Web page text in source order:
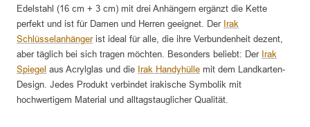
Edelstahl (16 cm + 3 cm) mit drei Anhängern ergänzt die Kette
perfekt und ist für Damen und Herren geeignet. Der Irak
Schlüsselanhängerist ideal für alle, die ihre Verbundenheit dezent,
aber täglich bei sich tragen möchten. Besonders beliebt: Der Irak
Spiegel aus Acrylglas und die Irak Handyhülle mit dem Landkarten-
Design. Jedes Produkt verbindet irakische Symbolik mit
hochwertigem Material und alltagstauglicher Qualität.